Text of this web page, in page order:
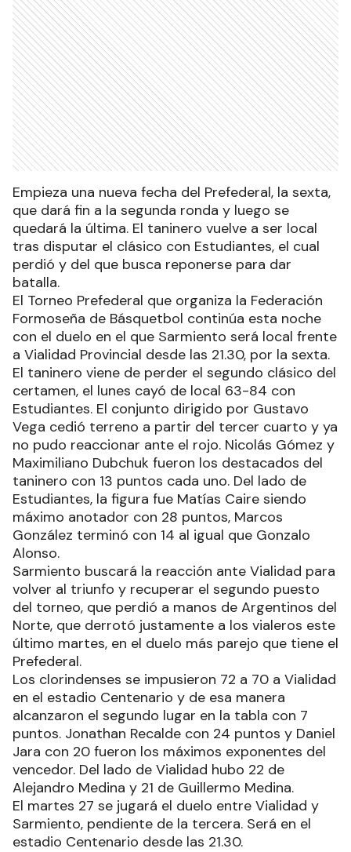
Empieza una nueva fecha del Prefederal, la sexta,
que dará fin a la segunda ronda y luego se
quedará la última. El taninero vuelve a ser local
tras disputar el clásico con Estudiantes, el cual
perdió y del que busca reponerse para dar
batalla.
El Torneo Prefederal que organiza la Federación
Formoseña de Básquetbol continúa esta noche
con el duelo en el que Sarmiento será local frente
a Vialidad Provincial desde las 21.30, por la sexta.
El taninero viene de perder el segundo clásico del
certamen, el lunes cayó de local 63-84 con
Estudiantes. El conjunto dirigido por Gustavo
Vega cedió terreno a partir del tercer cuarto y ya
no pudo reaccionar ante el rojo. Nicolás Gómez y
Maximiliano Dubchuk fueron los destacados del
taninero con 13 puntos cada uno. Del lado de
Estudiantes, la figura fue Matías Caire siendo
máximo anotador con 28 puntos, Marcos
González terminó con 14 al igual que Gonzalo
Alonso.
Sarmiento buscará la reacción ante Vialidad para
volver al triunfo y recuperar el segundo puesto
del torneo, que perdió a manos de Argentinos del
Norte, que derrotó justamente a los vialeros este
último martes, en el duelo más parejo que tiene el
Prefederal.
Los clorindenses se impusieron 72 a 70 a Vialidad
en el estadio Centenario y de esa manera
alcanzaron el segundo lugar en la tabla con 7
puntos. Jonathan Recalde con 24 puntos y Daniel
Jara con 20 fueron los máximos exponentes del
vencedor. Del lado de Vialidad hubo 22 de
Alejandro Medina y 21 de Guillermo Medina.
El martes 27 se jugará el duelo entre Vialidad y
Sarmiento, pendiente de la tercera. Será en el
estadio Centenario desde las 21.30.